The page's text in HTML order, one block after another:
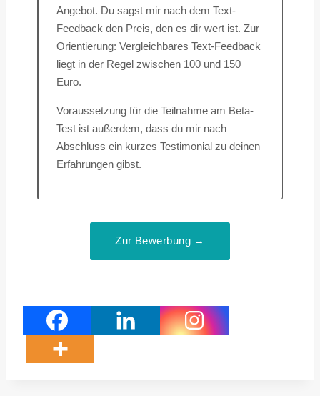
Angebot. Du sagst mir nach dem Text-
Feedback den Preis, den es dir wert ist. Zur
Orientierung: Vergleichbares Text-Feedback
liegt in der Regel zwischen 100 und 150
Euro.
Voraussetzung für die Teilnahme am Beta-
Test ist außerdem, dass du mir nach
Abschluss ein kurzes Testimonial zu deinen
Erfahrungen gibst.
Zur Bewerbung →